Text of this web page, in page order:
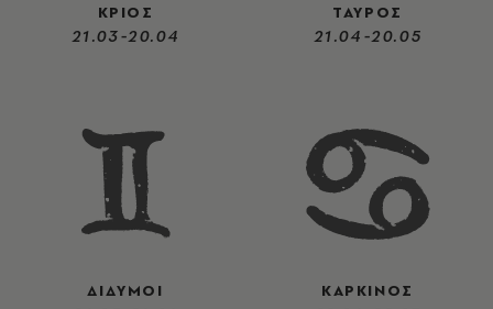
ΚΡΙΟΣ
21.03-20.04
ΤΑΥΡΟΣ
21.04-20.05
ΔΙΔΥΜΟΙ ΚΑΡΚΙΝΟΣ